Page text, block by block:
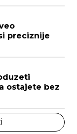
preciznije
ostajete bez